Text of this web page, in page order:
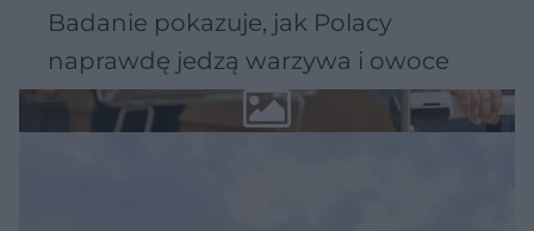
Badanie pokazuje, jak Polacy
naprawdę jedzą warzywa i owoce